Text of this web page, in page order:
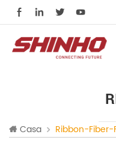
Casa Ribbon-